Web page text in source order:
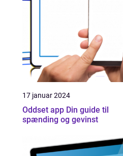
17 januar 2024
Oddset app Din guide til
spænding og gevinst